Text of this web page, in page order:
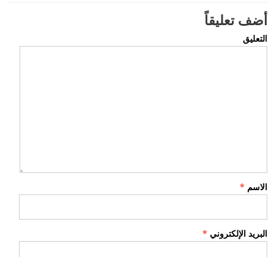
أضف تعليقاً
التعليق
الاسم *
البريد الإلكتروني *